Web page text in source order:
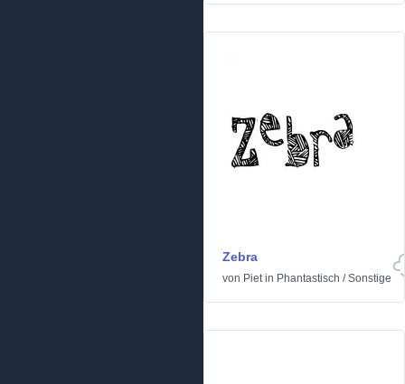
Zebra
von Pietin Phantastisch /Sonstige